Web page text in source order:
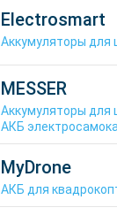
Electrosmart
Аккумуляторы для
MESSER
Аккумуляторы для
АКБ
MyDrone
АКБ для